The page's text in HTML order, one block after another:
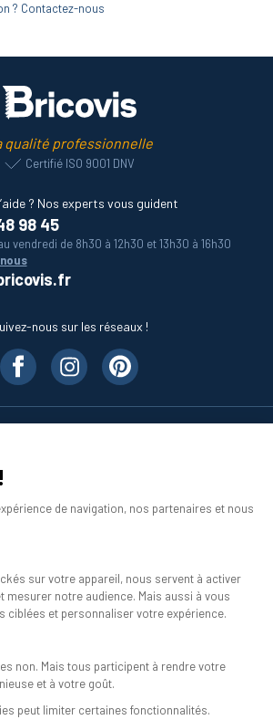
de navigation, nos partenaires et nous
sur votre appareil, nous servent à activer
mesurer notre audience. Mais aussi à vous
ciblées et personnaliser votre expérience.
non. Mais tous participent à rendre votre
et à votre goût.
peut limiter certaines fonctionnalités.
? Contactez-nous
qualité professionnelle
Certifié ISO 9001 DNV
? Nos experts vous guident
98 45
vendredi de 8h30 à 12h30 et 13h30 à 16h30
nous sur les réseaux !
Mentions légales
générales de vente